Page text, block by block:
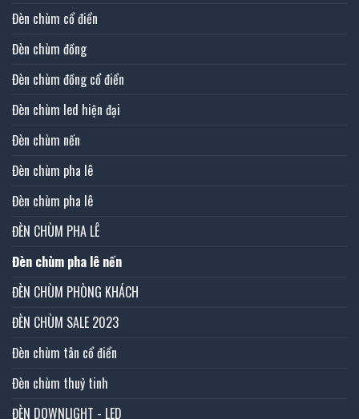
Đèn chùm cổ điển
Đèn chùm đồng
Đèn chùm đồng cổ điển
Đèn chùm led hiện đại
Đèn chùm nến
Đèn chùm pha lê
Đèn chùm pha lê
ĐÈN CHÙM PHA LÊ
Đèn chùm pha lê nến
ĐÈN CHÙM PHÒNG KHÁCH
ĐÈN CHÙM SALE 2023
Đèn chùm tân cổ điển
Đèn chùm thuỷ tinh
ĐÈN DOWNLIGHT - LED